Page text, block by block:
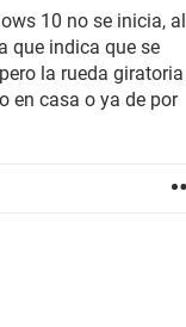
10 no se inicia, al
que indica que se
la rueda giratoria
en casa o ya de por